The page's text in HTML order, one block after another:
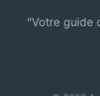
“Votre guide